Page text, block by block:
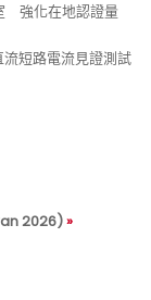
強化在地認證量
短路電流見證測試
2026)